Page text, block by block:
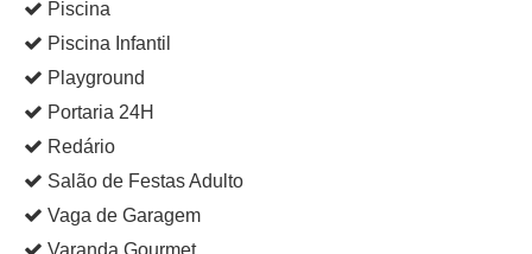
Piscina
Piscina Infantil
Playground
Portaria 24H
Redário
Salão de Festas Adulto
Vaga de Garagem
Varanda Gourmet